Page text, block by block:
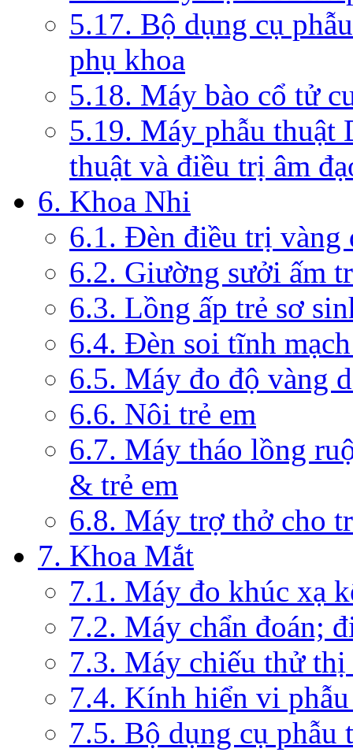
5.17. Bộ dụng cụ
phụ khoa
5.18. Máy bào cổ tử
5.19. Máy phẫu thuật
thuật và điều trị âm
6. Khoa Nhi
6.1. Đèn điều trị vàng
6.2. Giường sưởi ấm
6.3. Lồng ấp trẻ sơ
6.4. Đèn soi tĩnh
6.5. Máy đo độ vàng
6.6. Nôi trẻ em
6.7. Máy tháo lồng
& trẻ em
6.8. Máy trợ thở cho
7. Khoa Mắt
7.1. Máy đo khúc xạ
7.2. Máy chẩn đoán;
7.3. Máy chiếu thử
7.4. Kính hiển vi
7.5. Bộ dụng cụ phẫu